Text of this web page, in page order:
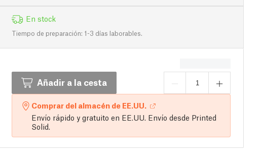
En stock
Tiempo de preparación: 1-3 días laborables.
Añadir a la cesta
Comprar del almacén de EE.UU.
Envío rápido y gratuito en EE.UU. Envío desde Printed
Solid.